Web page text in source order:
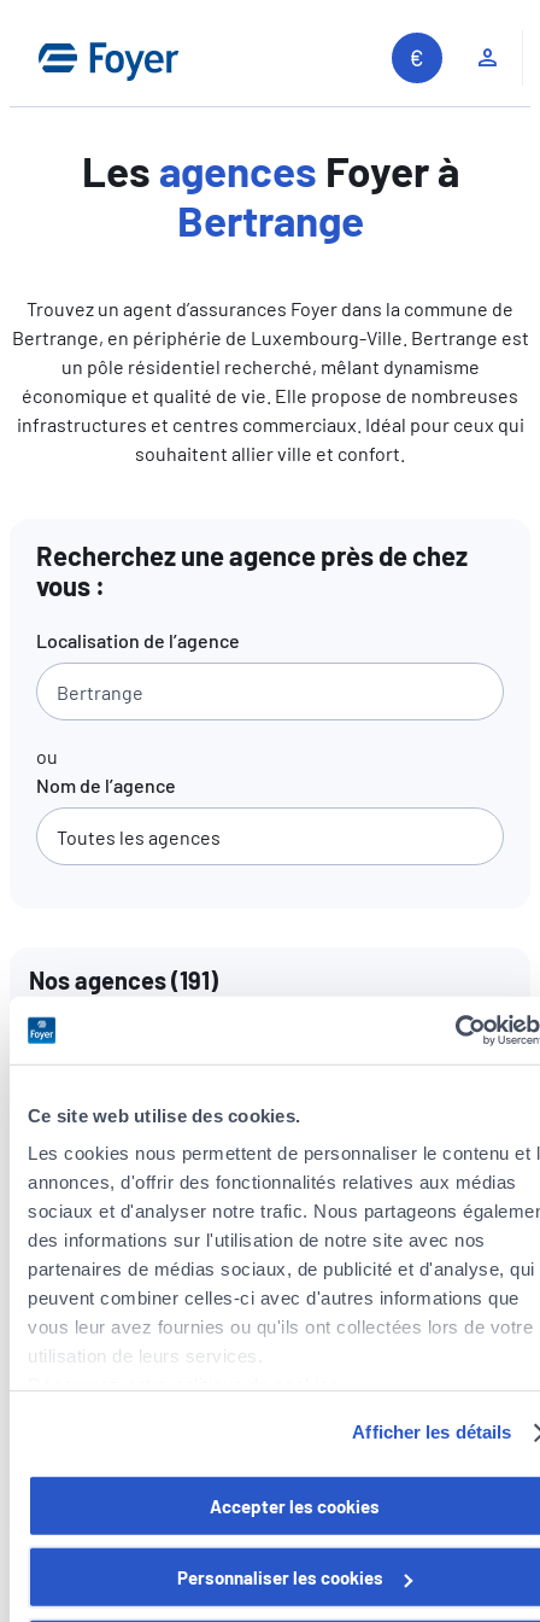
Ce site web utilise des cookies.
Les cookies nous permettent de personnaliser le contenu et
annonces, d'offrir des fonctionnalités relatives aux médias
sociaux et d'analyser notre trafic. Nous partageons
des informations sur l'utilisation de notre site avec nos
partenaires de médias sociaux, de publicité et d'analyse, qui
peuvent combiner celles-ci avec d'autres informations que
vous leur avez fournies ou qu'ils ont collectées lors de votre
utilisation de leurs services.
Vous avez la possibilité de retirer votre consentement à tout
moment en cliquant sur le lien "gestion des cookies" en bas
Certains de ces cookies sont strictement nécessaires au
Afficher les détails
Accepter les cookies
Personnaliser les cookies
contenu
Les agences Foyer à
Bertrange
Trouvez un agent d’assurances Foyer dans la commune de
Bertrange, en périphérie de Luxembourg-Ville. Bertrange est
un pôle résidentiel recherché, mêlant dynamisme
économique et qualité de vie. Elle propose de nombreuses
infrastructures et centres commerciaux. Idéal pour ceux qui
souhaitent allier ville et confort.
Recherchez une agence près de chez
vous :
Localisation de l’agence
ou
Nom de l’agence
Nos agences(191)
Langues parlées
Agents d’assurances dans la commune de Strassen
Agents d’assurances dans la commune de Dippach